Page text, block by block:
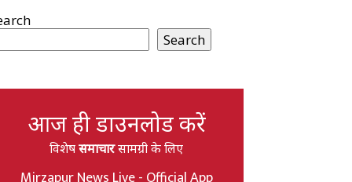
Search
आज ही डाउनलोड करें
विशेषसमाचारसामग्री के लिए